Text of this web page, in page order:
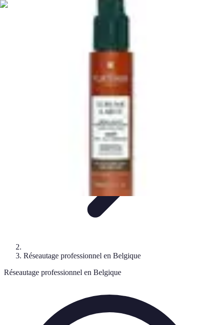
Mon Réseau Pro
Événements Professionnels
Réseautage professionnel en Belgique
Réseautage professionnel en Belgique